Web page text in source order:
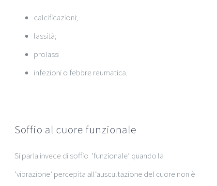
calcificazioni;
lassità;
prolassi
infezioni o febbre reumatica.
Soffio al cuore funzionale
Si parla invece di soffio ‘funzionale’ quando la
‘vibrazione’ percepita all’auscultazione del cuore non è